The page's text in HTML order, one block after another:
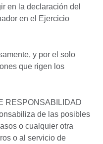
en la declaración del
en el Ejercicio
y por el solo
que rigen los
RESPONSABILIDAD
de las posibles
o cualquier otra
o al servicio de